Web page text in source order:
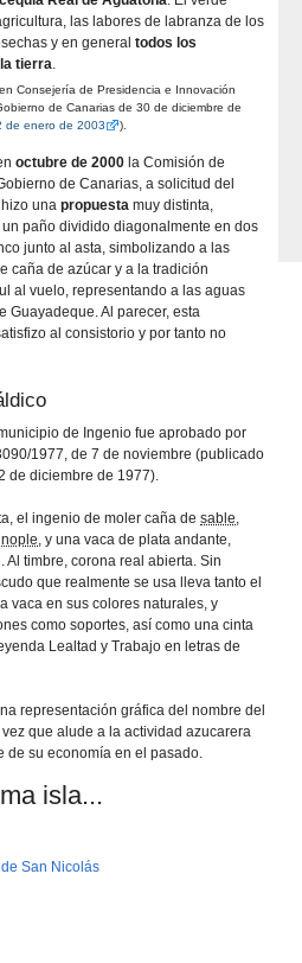
las labores de labranza de los
y en general todos los
tierra.
Consejerí­a de Presidencia e Innovación
de Canarias de 30 de diciembre de
de enero de 2003 ).
octubre de 2000 la Comisión de
de Canarias, a solicitud del
una propuesta muy distinta,
paño dividido diagonalmente en dos
junto al asta, simbolizando a las
caña de azúcar y a la tradición
al vuelo, representando a las aguas
Guayadeque. Al parecer, esta
al consistorio y por tanto no
de Ingenio fue aprobado por
1977, de 7 de noviembre (publicado
de diciembre de 1977).
el ingenio de moler caña de sable,
, y una vaca de plata andante,
Al timbre, corona real abierta. Sin
que realmente se usa lleva tanto el
vaca en sus colores naturales, y
como soportes, así­ como una cinta
Lealtad y Trabajo en letras de
representación gráfica del nombre del
que alude a la actividad azucarera
de su economí­a en el pasado.
isla...
San Nicolás